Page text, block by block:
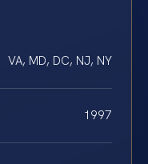
VA, MD, DC, NJ, NY
1997